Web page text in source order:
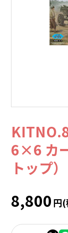
6×6 カ
トップ）
8,800円